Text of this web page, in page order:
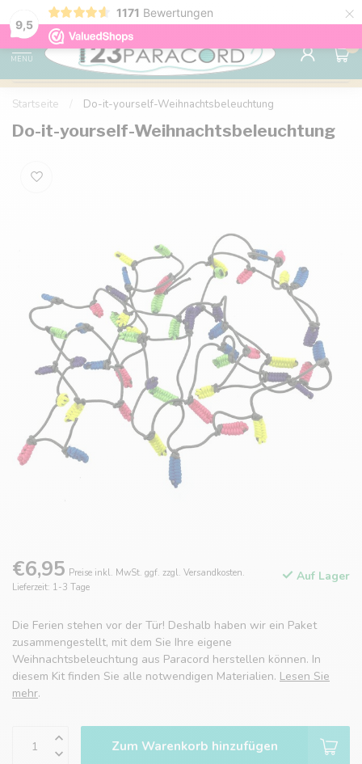
9,5
1171 Bewertungen ×
Sparen Sie mit Ihrem Konto und sichern Sie sich
Rabatte.
MENU
0
Startseite Do-it-yourself-Weihnachtsbeleuchtung
Do-it-yourself-Weihnachtsbeleuchtung
€6,95 Preise inkl. MwSt. ggf. zzgl. Versandkosten.
Lieferzeit: 1-3 Tage
Auf Lager
Die Ferien stehen vor der Tür! Deshalb haben wir ein Paket
zusammengestellt, mit dem Sie Ihre eigene
Weihnachtsbeleuchtung aus Paracord herstellen können. In
diesem Kit finden Sie alle notwendigen Materialien. Lesen Sie
mehr.
Zum Warenkorb hinzufügen